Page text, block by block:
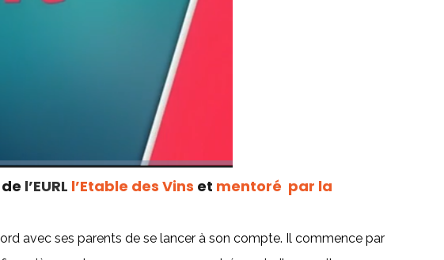
l’EURL l’Etable des Vins et mentoré par la
avec ses parents de se lancer à son compte. Il commence par